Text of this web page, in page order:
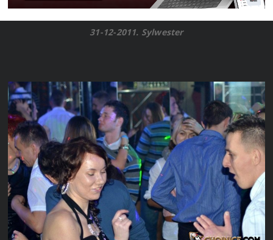
31-12-2011. Sylwester